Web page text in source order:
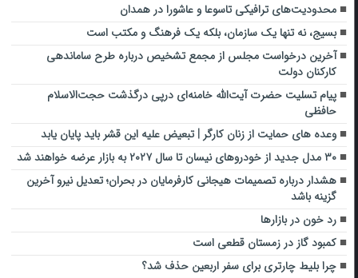
محدودیت‌های ترافیکی تاسوعا و عاشورا در همدان
بسیج، نه تنها یک سازمان، بلکه یک فرهنگ و مکتب است
آخرین درخواست مجلس از مجمع تشخیص درباره طرح ساماندهی
کارکنان دولت
پیام تسلیت حضرت آیت‌الله خامنه‌ای درپی درگذشت حجت‌الاسلام
حافظی
وعده‌ های حمایت از زنان کارگر | تبعیض علیه این قشر باید پایان یابد
۳۰ مدل جدید از خودروهای نیسان تا سال ۲۰۲۷ به بازار عرضه خواهند شد
هشدار درباره تصمیمات هیجانی کارفرمایان در بحران؛ تعدیل نیرو آخرین
گزینه باشد
رد خون در بازارها
کمبود گاز در زمستان قطعی است
چرا بلیط چارتری برای سفر اربعین حذف شد؟